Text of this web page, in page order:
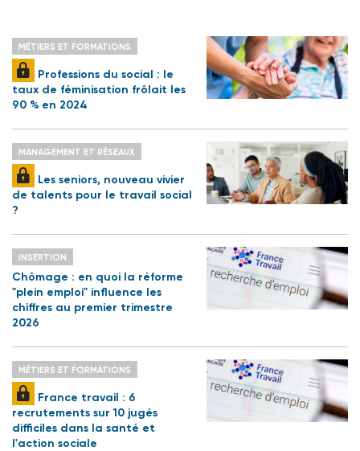
MÉTIERS ET FORMATIONS
Professions du social : le
taux de féminisation frôlait les
90 % en 2024
MANAGEMENT ET RÉSEAUX
Les seniors, nouveau vivier
de talents pour le travail social
?
INSERTION
Chômage : en quoi la réforme
"plein emploi" influence les
chiffres au premier trimestre
2026
MÉTIERS ET FORMATIONS
France travail : 6
recrutements sur 10 jugés
difficiles dans la santé et
l'action sociale